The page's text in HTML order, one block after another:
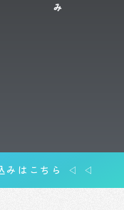
み
みはこちら ◁ ◁